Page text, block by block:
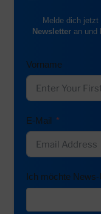
Melde dich jetzt
Newsletteran und
Vorname
E-Mail
Ich möchte